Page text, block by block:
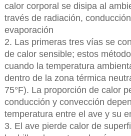
calor corporal se disipa al
través de radiación,
evaporación
2. Las primeras tres vías se
de calor sensible; estos
cuando la temperatura
dentro de la zona térmica
75°F). La proporción de calor
conducción y convección
temperatura entre el ave y su
3. El ave pierde calor de